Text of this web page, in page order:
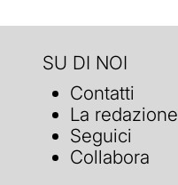
SU DI NOI
Contatti
La redazione
Seguici
Collabora